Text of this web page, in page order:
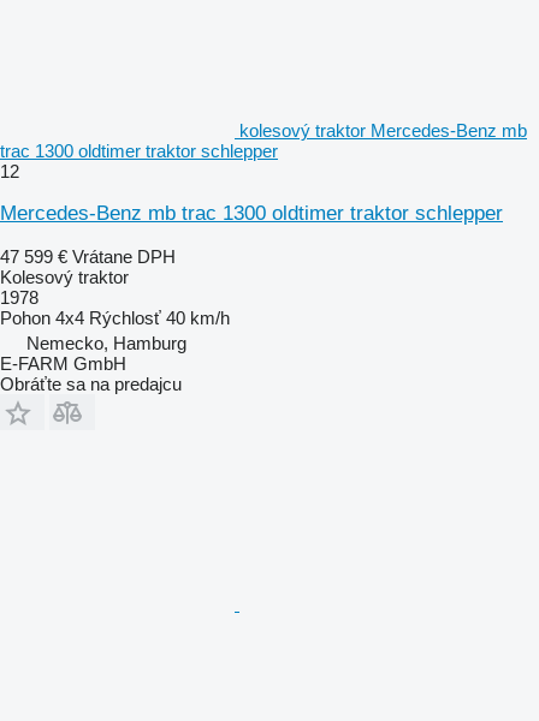
kolesový traktor Mercedes-Benz mb
trac 1300 oldtimer traktor schlepper
12
Mercedes-Benz mb trac 1300 oldtimer traktor schlepper
47 599 € Vrátane DPH
Kolesový traktor
1978
Pohon 4x4 Rýchlosť 40 km/h
Nemecko, Hamburg
E-FARM GmbH
Obráťte sa na predajcu